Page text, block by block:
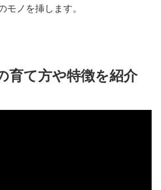
モノを挿します。
育て方や特徴を紹介